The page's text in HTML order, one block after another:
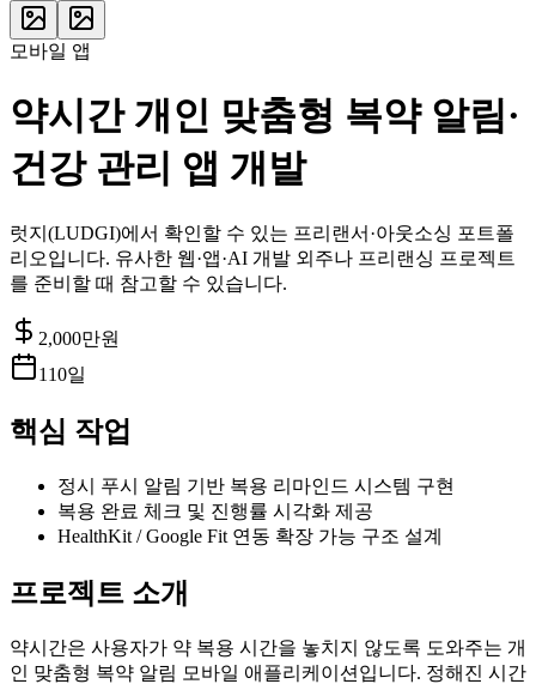
모바일 앱
약시간 개인 맞춤형 복약 알림·
건강 관리 앱 개발
럿지(LUDGI)에서 확인할 수 있는 프리랜서·아웃소싱 포트폴
리오입니다. 유사한 웹·앱·AI 개발 외주나 프리랜싱 프로젝트
를 준비할 때 참고할 수 있습니다.
2,000만원
110일
핵심 작업
정시 푸시 알림 기반 복용 리마인드 시스템 구현
복용 완료 체크 및 진행률 시각화 제공
HealthKit / Google Fit 연동 확장 가능 구조 설계
프로젝트 소개
약시간은 사용자가 약 복용 시간을 놓치지 않도록 도와주는 개
인 맞춤형 복약 알림 모바일 애플리케이션입니다. 정해진 시간